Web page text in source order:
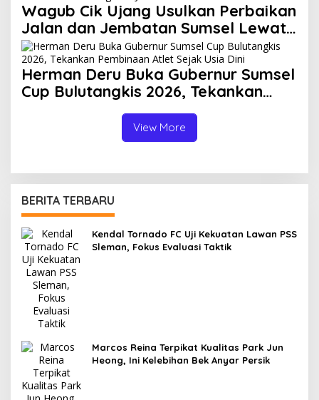
Wagub Cik Ujang Usulkan Perbaikan
Jalan dan Jembatan Sumsel Lewat
Program IJD 2027 ke Kementerian
PU
Herman Deru Buka Gubernur Sumsel
Cup Bulutangkis 2026, Tekankan
Pembinaan Atlet Sejak Usia Dini
View More
BERITA TERBARU
Kendal Tornado FC Uji Kekuatan Lawan PSS
Sleman, Fokus Evaluasi Taktik
Marcos Reina Terpikat Kualitas Park Jun
Heong, Ini Kelebihan Bek Anyar Persik